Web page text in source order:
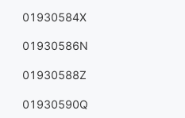
01930584X
01930586N
01930588Z
01930590Q